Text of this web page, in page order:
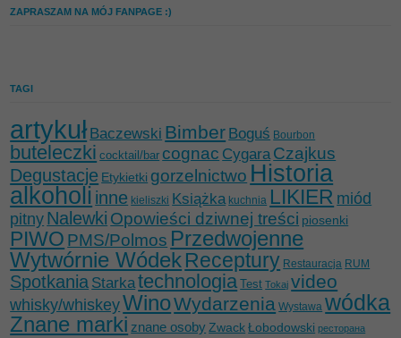
ZAPRASZAM NA MÓJ FANPAGE :)
TAGI
artykułBaczewski Bimber Boguś Bourbon
buteleczki cocktail/bar cognac CygaraCzajkus
Degustacje Etykietki gorzelnictwo Historia
alkoholi inne kieliszki Książka kuchnia LIKIER miód
pitny Nalewki Opowieści dziwnej treści piosenki
PIWO PMS/Polmos Przedwojenne
Wytwórnie WódekReceptury Restauracja RUM
Spotkania Starkatechnologia Test Tokaj video
whisky/whiskeyWinoWydarzenia Wystawa wódka
Znane marki znane osoby Zwack Łobodowski ресторана